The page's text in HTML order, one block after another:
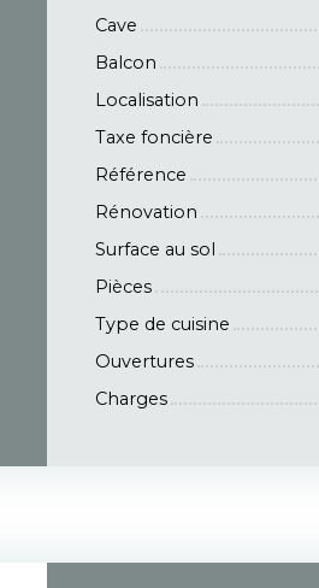
Cave
Balcon
Localisation
Taxe foncière
Référence
Rénovation
Surface au sol
Pièces
Type de cuisine
Ouvertures
Charges